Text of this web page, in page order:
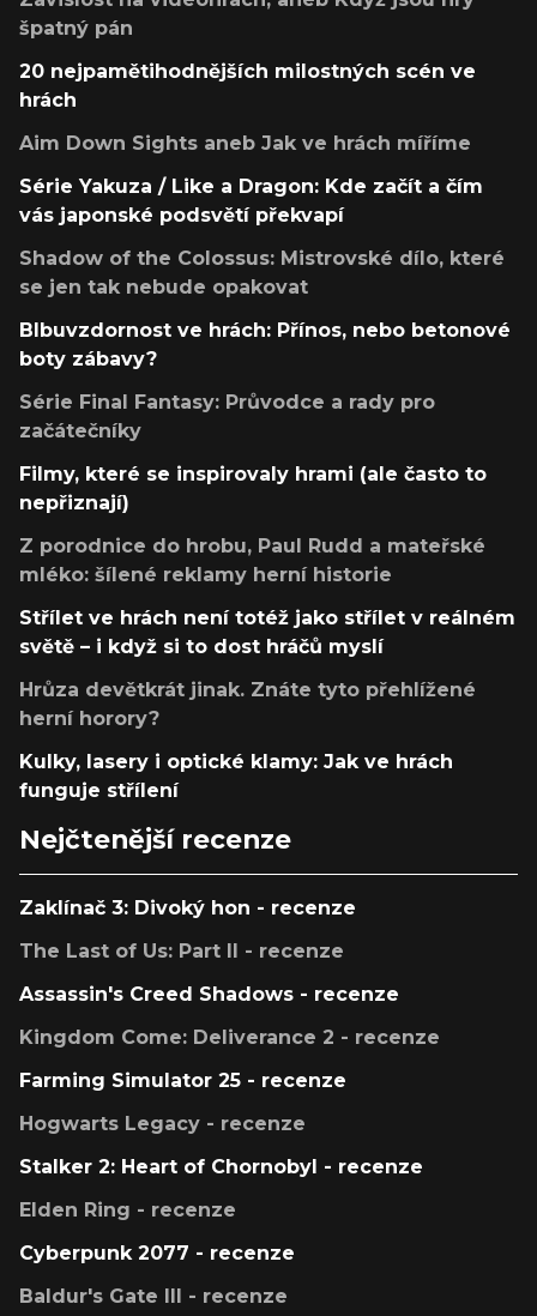
špatný pán
20 nejpamětihodnějších milostných scén ve
hrách
Aim Down Sights aneb Jak ve hrách míříme
Série Yakuza / Like a Dragon: Kde začít a čím
vás japonské podsvětí překvapí
Shadow of the Colossus: Mistrovské dílo, které
se jen tak nebude opakovat
Blbuvzdornost ve hrách: Přínos, nebo betonové
boty zábavy?
Série Final Fantasy: Průvodce a rady pro
začátečníky
Filmy, které se inspirovaly hrami (ale často to
nepřiznají)
Z porodnice do hrobu, Paul Rudd a mateřské
mléko: šílené reklamy herní historie
Střílet ve hrách není totéž jako střílet v reálném
světě – i když si to dost hráčů myslí
Hrůza devětkrát jinak. Znáte tyto přehlížené
herní horory?
Kulky, lasery i optické klamy: Jak ve hrách
funguje střílení
Nejčtenější recenze
Zaklínač 3: Divoký hon - recenze
The Last of Us: Part II - recenze
Assassin's Creed Shadows - recenze
Kingdom Come: Deliverance 2 - recenze
Farming Simulator 25 - recenze
Hogwarts Legacy - recenze
Stalker 2: Heart of Chornobyl - recenze
Elden Ring - recenze
Cyberpunk 2077 - recenze
Baldur's Gate III - recenze